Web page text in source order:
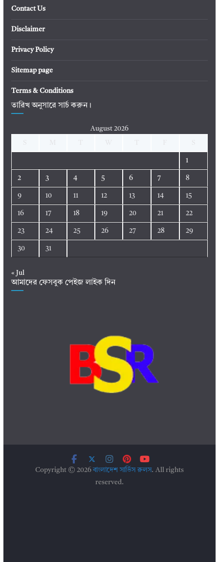
Contact Us
Disclaimer
Privacy Policy
Sitemap page
Terms & Conditions
তারিখ অনুসারে সার্চ করুন।
August 2026
1
2 3 4 5 6 7 8
9 10 11 12 13 14 15
16 17 18 19 20 21 22
23 24 25 26 27 28 29
30 31
« Jul
আমাদের ফেসবুক পেইজ লাইক দিন
Copyright © 2026বাংলাদেশ সার্ভিস রুলস. All rights
reserved.